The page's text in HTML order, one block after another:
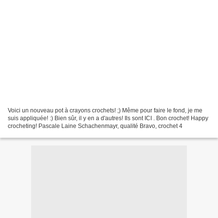
Voici un nouveau pot à crayons crochets! ;) Même pour faire le fond, je me
suis appliquée! :) Bien sûr, il y en a d'autres! Ils sont ICI . Bon crochet! Happy
crocheting! Pascale Laine Schachenmayr, qualité Bravo, crochet 4